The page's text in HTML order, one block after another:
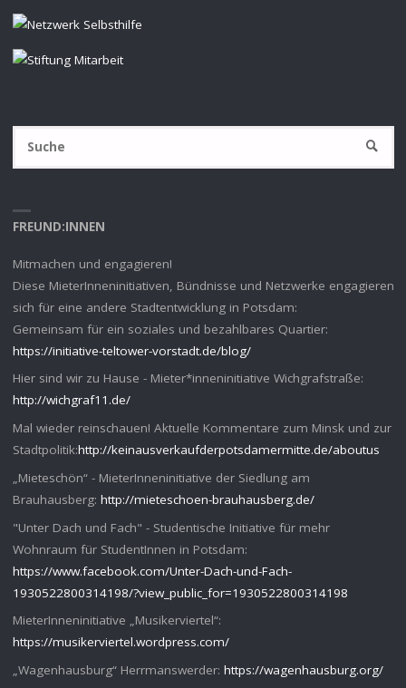
SUCHE
FREUND:INNEN
Mitmachen und engagieren!
Diese MieterInneninitiativen, Bündnisse und Netzwerke engagieren
sich für eine andere Stadtentwicklung in Potsdam:
Gemeinsam für ein soziales und bezahlbares Quartier:
https://initiative-teltower-vorstadt.de/blog/
Hier sind wir zu Hause - Mieter*inneninitiative Wichgrafstraße:
http://wichgraf11.de/
Mal wieder reinschauen! Aktuelle Kommentare zum Minsk und zur
Stadtpolitik:http://keinausverkaufderpotsdamermitte.de/aboutus
„Mieteschön“ - MieterInneninitiative der Siedlung am
Brauhausberg: http://mieteschoen-brauhausberg.de/
"Unter Dach und Fach" - Studentische Initiative für mehr
Wohnraum für StudentInnen in Potsdam:
https://www.facebook.com/Unter-Dach-und-Fach-
1930522800314198/?view_public_for=1930522800314198
MieterInneninitiative „Musikerviertel“:
https://musikerviertel.wordpress.com/
„Wagenhausburg“ Herrmanswerder: https://wagenhausburg.org/